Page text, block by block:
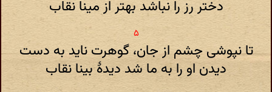
دختر رز را نباشد بهتر از مینا نقاب
تا نپوشی چشم از جان، گوهرت ناید به دست
دیدن او را به ما شد دیدهٔ بینا نقاب